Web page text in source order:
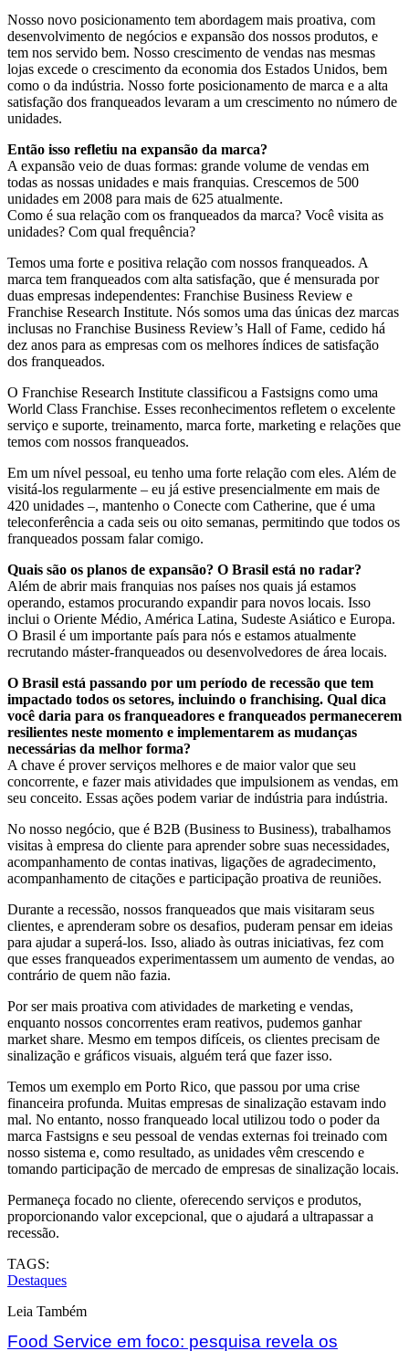
Nosso novo posicionamento tem abordagem mais proativa, com
desenvolvimento de negócios e expansão dos nossos produtos, e
tem nos servido bem. Nosso crescimento de vendas nas mesmas
lojas excede o crescimento da economia dos Estados Unidos, bem
como o da indústria. Nosso forte posicionamento de marca e a alta
satisfação dos franqueados levaram a um crescimento no número de
unidades.
Então isso refletiu na expansão da marca?
A expansão veio de duas formas: grande volume de vendas em
todas as nossas unidades e mais franquias. Crescemos de 500
unidades em 2008 para mais de 625 atualmente.
Como é sua relação com os franqueados da marca? Você visita as
unidades? Com qual frequência?
Temos uma forte e positiva relação com nossos franqueados. A
marca tem franqueados com alta satisfação, que é mensurada por
duas empresas independentes: Franchise Business Review e
Franchise Research Institute. Nós somos uma das únicas dez marcas
inclusas no Franchise Business Review’s Hall of Fame, cedido há
dez anos para as empresas com os melhores índices de satisfação
dos franqueados.
O Franchise Research Institute classificou a Fastsigns como uma
World Class Franchise. Esses reconhecimentos refletem o excelente
serviço e suporte, treinamento, marca forte, marketing e relações que
temos com nossos franqueados.
Em um nível pessoal, eu tenho uma forte relação com eles. Além de
visitá-los regularmente – eu já estive presencialmente em mais de
420 unidades –, mantenho o Conecte com Catherine, que é uma
teleconferência a cada seis ou oito semanas, permitindo que todos os
franqueados possam falar comigo.
Quais são os planos de expansão? O Brasil está no radar?
Além de abrir mais franquias nos países nos quais já estamos
operando, estamos procurando expandir para novos locais. Isso
inclui o Oriente Médio, América Latina, Sudeste Asiático e Europa.
O Brasil é um importante país para nós e estamos atualmente
recrutando máster-franqueados ou desenvolvedores de área locais.
O Brasil está passando por um período de recessão que tem
impactado todos os setores, incluindo o franchising. Qual dica
você daria para os franqueadores e franqueados permanecerem
resilientes neste momento e implementarem as mudanças
necessárias da melhor forma?
A chave é prover serviços melhores e de maior valor que seu
concorrente, e fazer mais atividades que impulsionem as vendas, em
seu conceito. Essas ações podem variar de indústria para indústria.
No nosso negócio, que é B2B (Business to Business), trabalhamos
visitas à empresa do cliente para aprender sobre suas necessidades,
acompanhamento de contas inativas, ligações de agradecimento,
acompanhamento de citações e participação proativa de reuniões.
Durante a recessão, nossos franqueados que mais visitaram seus
clientes, e aprenderam sobre os desafios, puderam pensar em ideias
para ajudar a superá-los. Isso, aliado às outras iniciativas, fez com
que esses franqueados experimentassem um aumento de vendas, ao
contrário de quem não fazia.
Por ser mais proativa com atividades de marketing e vendas,
enquanto nossos concorrentes eram reativos, pudemos ganhar
market share. Mesmo em tempos difíceis, os clientes precisam de
sinalização e gráficos visuais, alguém terá que fazer isso.
Temos um exemplo em Porto Rico, que passou por uma crise
financeira profunda. Muitas empresas de sinalização estavam indo
mal. No entanto, nosso franqueado local utilizou todo o poder da
marca Fastsigns e seu pessoal de vendas externas foi treinado com
nosso sistema e, como resultado, as unidades vêm crescendo e
tomando participação de mercado de empresas de sinalização locais.
Permaneça focado no cliente, oferecendo serviços e produtos,
proporcionando valor excepcional, que o ajudará a ultrapassar a
recessão.
TAGS:
Destaques
Leia Também
Food Service em foco: pesquisa revela os